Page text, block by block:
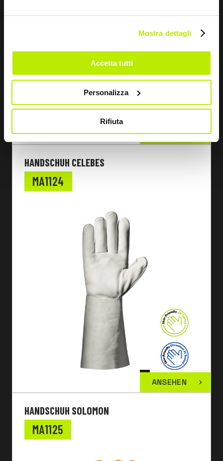
Mostra dettagli
Accetta tutti
Personalizza
Rifiuta
ANSEHEN
HANDSCHUH CELEBES
MA1124
ANSEHEN
HANDSCHUH SOLOMON
MA1125